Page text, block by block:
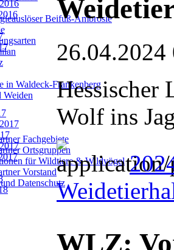
Beifuß-Ambrosie
in Waldeck-Frankenberg
Weiden
Fachgebiete
Ortsgruppen
für Wildtiere & Wildvögel
Vorstand
Datenschutz
26.04.2024
Hessischer
Wolf ins
WLZ: